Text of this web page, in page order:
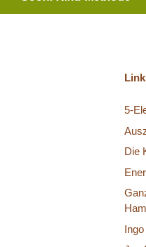
5-
Die